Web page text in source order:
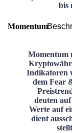
bis
Momentum
Momentum
Indikatoren
dem Fear
deuten
Werte auf
dient